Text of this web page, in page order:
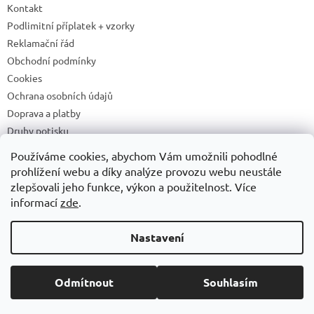
Používáme cookies, abychom Vám umožnili pohodlné
prohlížení webu a díky analýze provozu webu neustále
zlepšovali jeho funkce, výkon a použitelnost. Více
informací zde.
Nastavení
Odmítnout Souhlasím
Kontakt
Podlimitní příplatek + vzorky
Reklamační řád
Obchodní podmínky
Cookies
Ochrana osobních údajů
Doprava a platby
Druhy potisku
Recyklační příspěvky a zpětný odběr elektrozařízení/baterií
Copyright 2026ADONAI. Všechna práva vyhrazena.Upravit